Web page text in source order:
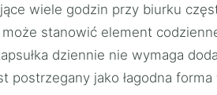
wiele godzin przy biurku
stanowić element
dziennie nie wymaga
postrzegany jako łagodna